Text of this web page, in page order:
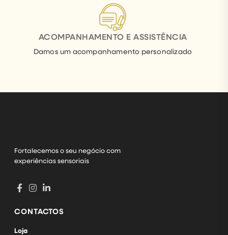
ACOMPANHAMENTO E ASSISTÊNCIA
Damos um acompanhamento personalizado
Fortalecemos o seu negócio com
experiências sensoriais
CONTACTOS
Loja